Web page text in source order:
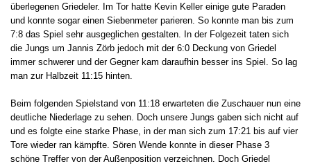
überlegenen Griedeler. Im Tor hatte Kevin Keller einige gute Paraden
und konnte sogar einen Siebenmeter parieren. So konnte man bis zum
7:8 das Spiel sehr ausgeglichen gestalten. In der Folgezeit taten sich
die Jungs um Jannis Zörb jedoch mit der 6:0 Deckung von Griedel
immer schwerer und der Gegner kam daraufhin besser ins Spiel. So lag
man zur Halbzeit 11:15 hinten.
Beim folgenden Spielstand von 11:18 erwarteten die Zuschauer nun eine
deutliche Niederlage zu sehen. Doch unsere Jungs gaben sich nicht auf
und es folgte eine starke Phase, in der man sich zum 17:21 bis auf vier
Tore wieder ran kämpfte. Sören Wende konnte in dieser Phase 3
schöne Treffer von der Außenposition verzeichnen. Doch Griedel